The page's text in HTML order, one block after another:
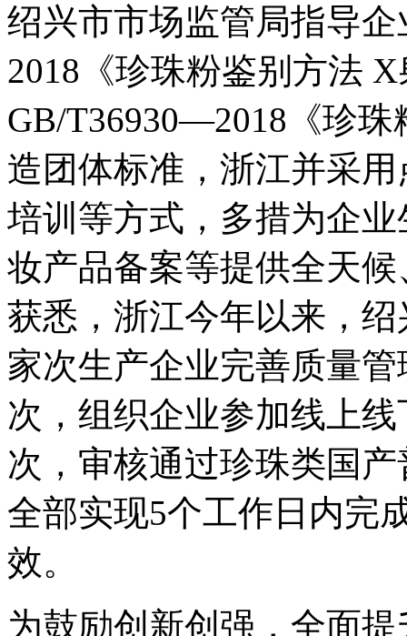
绍兴市市场监管局指导
2018《珍珠粉鉴别方法
GB/T36930—2018《珍
造团体标准，浙江并采
培训等方式，多措为企
妆产品备案等提供全天候
获悉，浙江今年以来，
家次生产企业完善质量
次，组织企业参加线上
次，审核通过珍珠类国
全部实现5个工作日内完
效。
为鼓励创新创强，全面